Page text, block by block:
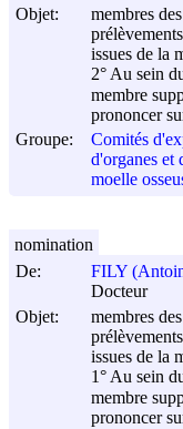
Objet:
membres
issues de la
2° Au sein
membre
prononcer
Groupe:
Comités
d'organes et
moelle
De:
FILY
Docteur
Objet:
membres
issues de la
1° Au sein
membre
prononcer
nomination